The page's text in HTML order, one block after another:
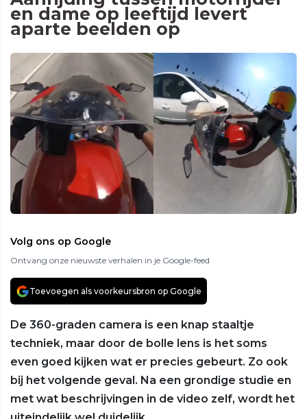
en dame op leeftijd levert
aparte beelden op
Volg ons op Google
Ontvang onze nieuwste verhalen in je Google-feed
Toevoegen als voorkeursbron op Google
De 360-graden camera is een knap staaltje
techniek, maar door de bolle lens is het soms
even goed kijken wat er precies gebeurt. Zo ook
bij het volgende geval. Na een grondige studie en
met wat beschrijvingen in de video zelf, wordt het